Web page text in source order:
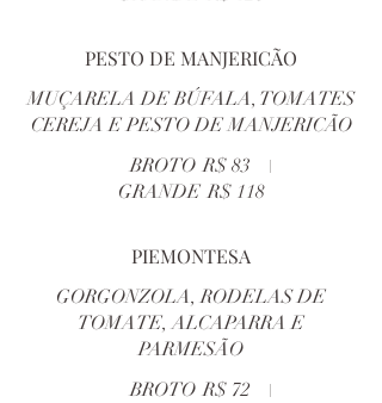
PESTO DE MANJERICÃO
MUÇARELA DE BÚFALA, TOMATES
CEREJA E PESTO DE MANJERICÃO
BROTO R$ 83
GRANDE R$ 118
PIEMONTESA
GORGONZOLA, RODELAS DE
TOMATE, ALCAPARRA E
PARMESÃO
BROTO R$ 72